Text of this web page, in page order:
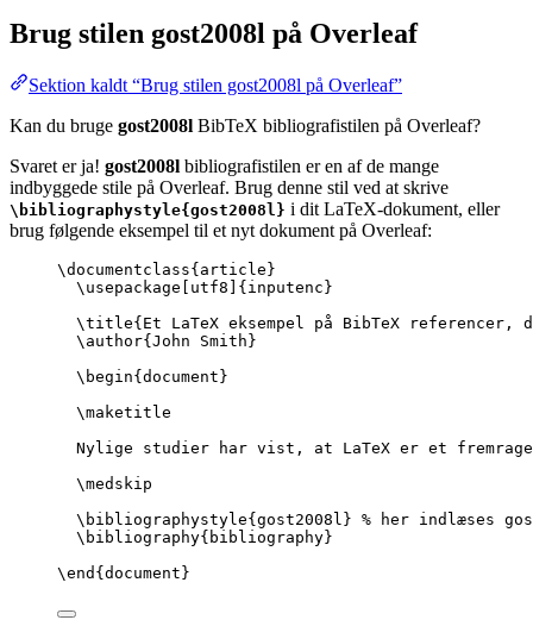
Brug stilen gost2008l på Overleaf
Sektion kaldt “Brug stilen gost2008l på Overleaf”
Kan du bruge gost2008l BibTeX bibliografistilen på Overleaf?
Svaret er ja! gost2008l bibliografistilen er en af de mange
indbyggede stile på Overleaf. Brug denne stil ved at skrive
\bibliographystyle{gost2008l} i dit LaTeX-dokument, eller
brug følgende eksempel til et nyt dokument på Overleaf:
\documentclass{ article }
\usepackage
utf8 ]{ inputenc }
\title{Et LaTeX eksempel på BibTeX
\author{John Smith}
\begin{ document }
\maketitle
Nylige studier har vist, at LaTeX er et
\medskip
\bibliographystyle{gost2008l} % her indlæses
\bibliography{bibliography}
\end { document }